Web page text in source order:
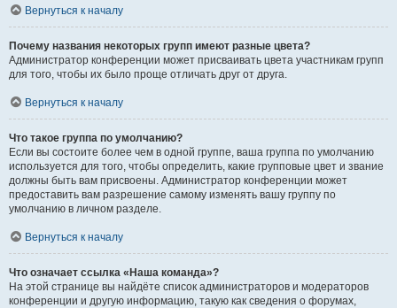
Вернуться к началу
Почему названия некоторых групп имеют разные цвета?
Администратор конференции может присваивать цвета участникам групп
для того, чтобы их было проще отличать друг от друга.
Вернуться к началу
Что такое группа по умолчанию?
Если вы состоите более чем в одной группе, ваша группа по умолчанию
используется для того, чтобы определить, какие групповые цвет и звание
должны быть вам присвоены. Администратор конференции может
предоставить вам разрешение самому изменять вашу группу по
умолчанию в личном разделе.
Вернуться к началу
Что означает ссылка «Наша команда»?
На этой странице вы найдёте список администраторов и модераторов
конференции и другую информацию, такую как сведения о форумах,